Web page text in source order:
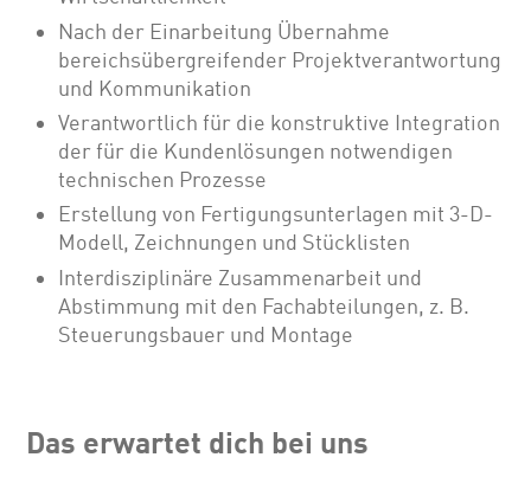
Nach der Einarbeitung Übernahme
bereichsübergreifender Projektverantwortung
und Kommunikation
Verantwortlich für die konstruktive Integration
der für die Kundenlösungen notwendigen
technischen Prozesse
Erstellung von Fertigungsunterlagen mit 3-D-
Modell, Zeichnungen und Stücklisten
Interdisziplinäre Zusammenarbeit und
Abstimmung mit den Fachabteilungen, z. B.
Steuerungsbauer und Montage
Das erwartet dich bei uns